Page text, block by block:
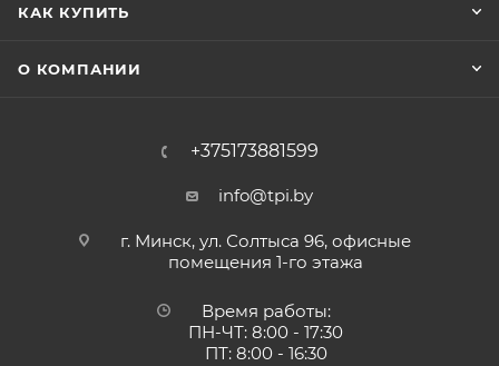
КАК КУПИТЬ
О КОМПАНИИ
+375173881599
info@tpi.by
г. Минск, ул. Солтыса 96, офисные
помещения 1-го этажа
Время работы:
ПН-ЧТ: 8:00 - 17:30
ПТ: 8:00 - 16:30